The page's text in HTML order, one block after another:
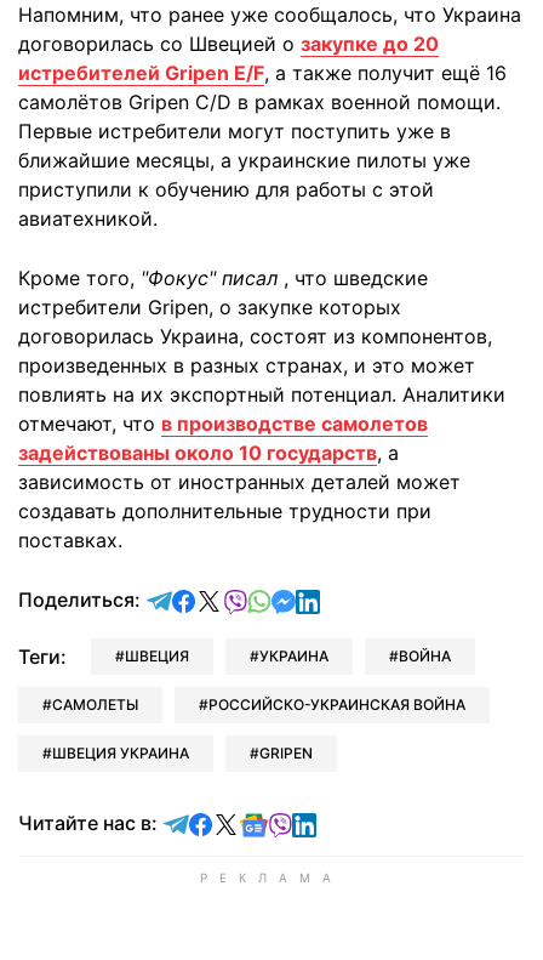
Напомним, что ранее уже сообщалось, что Украина
договорилась со Швецией о закупке до 20
истребителей Gripen E/F, а также получит ещё 16
самолётов Gripen C/D в рамках военной помощи.
Первые истребители могут поступить уже в
ближайшие месяцы, а украинские пилоты уже
приступили к обучению для работы с этой
авиатехникой.
Кроме того, "Фокус" писал , что шведские
истребители Gripen, о закупке которых
договорилась Украина, состоят из компонентов,
произведенных в разных странах, и это может
повлиять на их экспортный потенциал. Аналитики
отмечают, что в производстве самолетов
задействованы около 10 государств, а
зависимость от иностранных деталей может
создавать дополнительные трудности при
поставках.
Поделиться: отправить в Telegram
поделиться в Facebook
поделиться в X
отправить в Viber
отправить в Whatsapp
отправить в Messenger
отправить в LinkedIn
Теги: ШВЕЦИЯ УКРАИНА ВОЙНА
САМОЛЕТЫ РОССИЙСКО-УКРАИНСКАЯ ВОЙНА
ШВЕЦИЯ УКРАИНА GRIPEN
Читайте нас в: Читайте в Telegram
Читайте в Facebook
Читайте в X
Читайте в Google news
Читайте в Viber
Читайте в LinkedIn